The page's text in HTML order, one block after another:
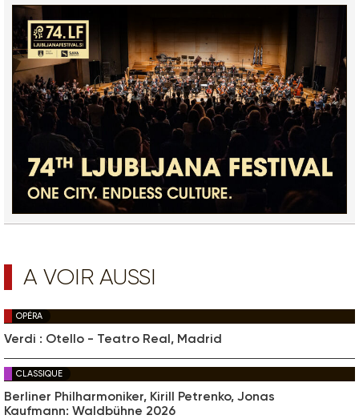
A VOIR AUSSI
OPÉRA
Verdi : Otello - Teatro Real, Madrid
CLASSIQUE
Berliner Philharmoniker, Kirill Petrenko, Jonas
Kaufmann: Waldbühne 2026